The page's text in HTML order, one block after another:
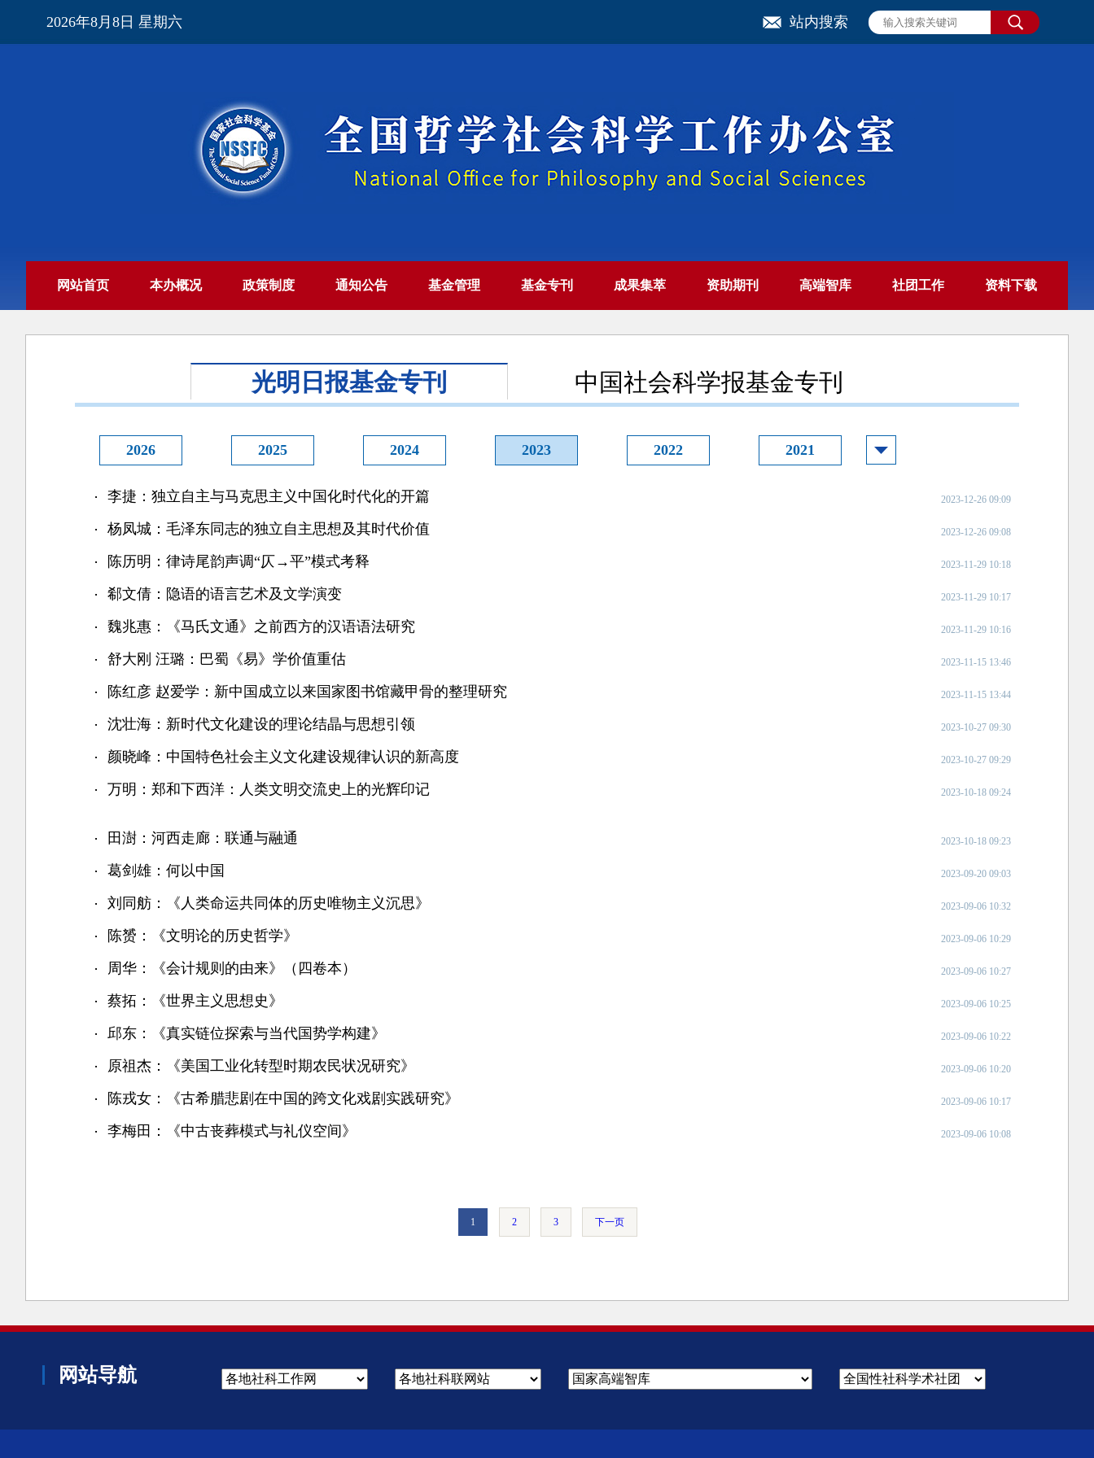
2026年8月8日 星期六 站内搜索
网站首页 本办概况 政策制度 通知公告 基金管理 基金专刊 成果集萃 资助期刊 高端智库 社团工作 资料下载
光明日报基金专刊 中国社会科学报基金专刊
2026 2025 2024 2023 2022 2021
李捷：独立自主与马克思主义中国化时代化的开篇 2023-12-26 09:09
杨凤城：毛泽东同志的独立自主思想及其时代价值 2023-12-26 09:08
陈历明：律诗尾韵声调“仄→平”模式考释 2023-11-29 10:18
郗文倩：隐语的语言艺术及文学演变 2023-11-29 10:17
魏兆惠：《马氏文通》之前西方的汉语语法研究 2023-11-29 10:16
舒大刚 汪璐：巴蜀《易》学价值重估 2023-11-15 13:46
陈红彦 赵爱学：新中国成立以来国家图书馆藏甲骨的整理研究 2023-11-15 13:44
沈壮海：新时代文化建设的理论结晶与思想引领 2023-10-27 09:30
颜晓峰：中国特色社会主义文化建设规律认识的新高度 2023-10-27 09:29
万明：郑和下西洋：人类文明交流史上的光辉印记 2023-10-18 09:24
田澍：河西走廊：联通与融通 2023-10-18 09:23
葛剑雄：何以中国 2023-09-20 09:03
刘同舫：《人类命运共同体的历史唯物主义沉思》 2023-09-06 10:32
陈赟：《文明论的历史哲学》 2023-09-06 10:29
周华：《会计规则的由来》（四卷本） 2023-09-06 10:27
蔡拓：《世界主义思想史》 2023-09-06 10:25
邱东：《真实链位探索与当代国势学构建》 2023-09-06 10:22
原祖杰：《美国工业化转型时期农民状况研究》 2023-09-06 10:20
陈戎女：《古希腊悲剧在中国的跨文化戏剧实践研究》 2023-09-06 10:17
李梅田：《中古丧葬模式与礼仪空间》 2023-09-06 10:08
1 2 3 下一页
网站导航